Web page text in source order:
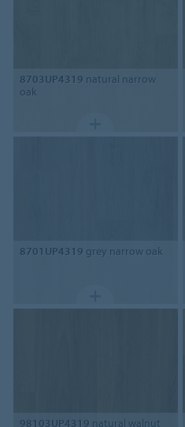
8703UP4319 natural narrow
oak
8701UP4319 grey narrow oak
98103UP4319 natural walnut